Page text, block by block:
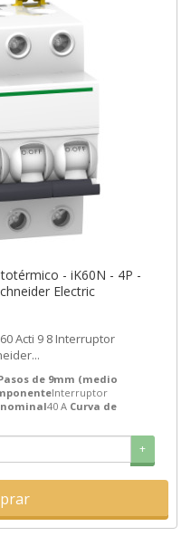
- iK60N - 4P -
Electric
de 9mm (medio
Interruptor
40 A Curva de
+